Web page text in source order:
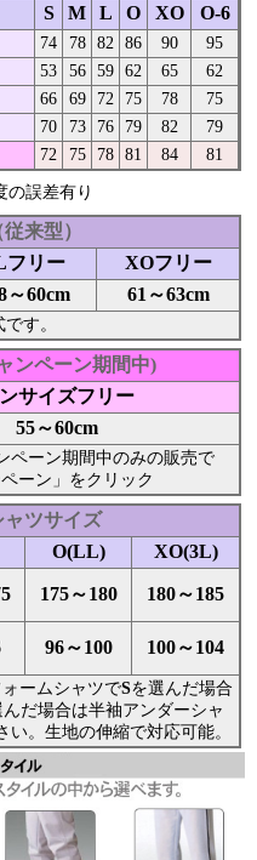
S M L O XO O-6
74 78 82 86 90
95
53 56 59 62 65
62
66 69 72 75 78
75
70 73 76 79 82
79
72 75 78 81 84 81
誤差有り
来型）
フリー XOフリー
～60cm 61～63cm
す。
ンペーン期間中)
サイズフリー
55～60cm
ペーン期間中のみの販売で
ーン」をクリック
ツサイズ
O(LL)
XO(3L)
175～180 180～185
96～100 100～104
ォームシャツでSを選んだ場合
んだ場合は半袖アンダーシャ
。生地の伸縮で対応可能。